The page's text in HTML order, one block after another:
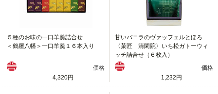
５種のお味の一口羊羹詰合せ
＜鶴屋八幡＞一口羊羹１６本入り
価格
4,320円
甘いバニラのヴァッフェルとほろ苦い抹茶クリームのヴァッフェル
〈菓匠 清閑院〉いち松ガトーウィ
ッチ詰合せ（６枚入）
価格
1,232円